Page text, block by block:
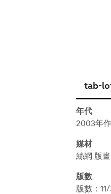
tab-
年代
2003年作
媒材
絲網 版畫
版數
版數：